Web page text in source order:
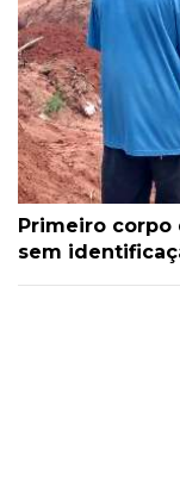
Primeiro corpo
sem